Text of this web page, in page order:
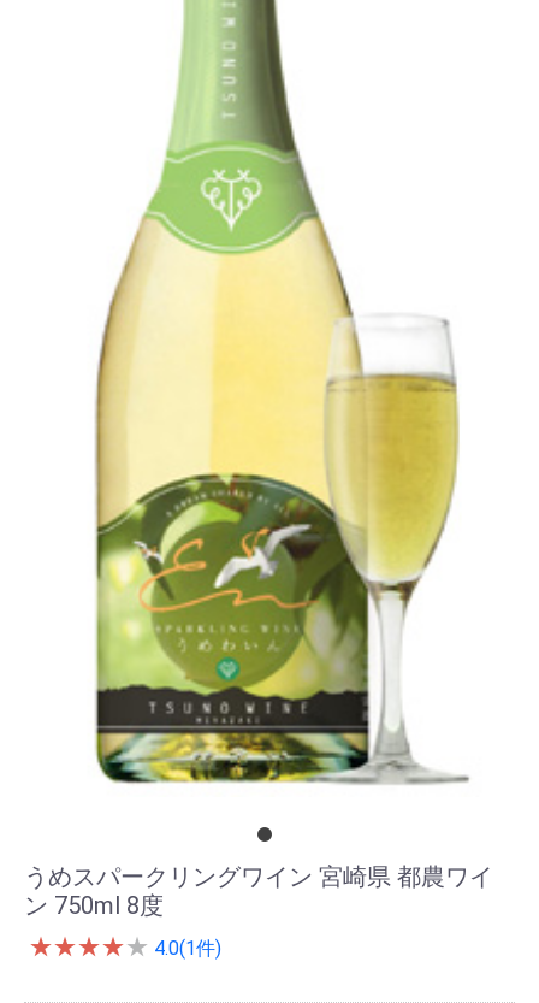
うめスパークリングワイン 宮崎県 都農ワイ
ン 750ml 8度
★★★★★ 4.0(1件)